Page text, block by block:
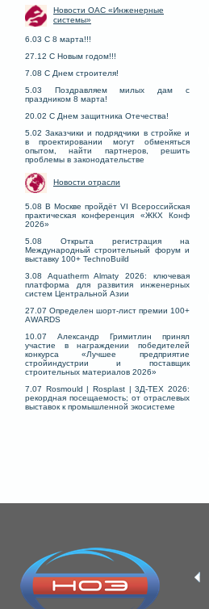
Новости ОАС «Инженерные
системы»
6.03 С 8 марта!!!
27.12 С Новым годом!!!
7.08 С Днем строителя!
5.03 Поздравляем милых дам с
праздником 8 марта!
20.02 С Днем защитника Отечества!
5.02 Заказчики и подрядчики в стройке и
в проектировании могут обменяться
опытом, найти партнеров, решить
проблемы в законодательстве
Новости отрасли
5.08 В Москве пройдёт VI Всероссийская
практическая конференция «ЖКХ Конф
2026»
5.08 Открыта регистрация на
Международный строительный форум и
выставку 100+ TechnoBuild
3.08 Aquatherm Almaty 2026: ключевая
платформа для развития инженерных
систем Центральной Азии
27.07 Определен шорт-лист премии 100+
AWARDS
10.07 Александр Гримитлин принял
участие в награждении победителей
конкурса «Лучшее предприятие
стройиндустрии и поставщик
строительных материалов 2026»
7.07 Rosmould | Rosplast | 3Д-ТЕХ 2026:
рекордная посещаемость; от отраслевых
выставок к промышленной экосистеме